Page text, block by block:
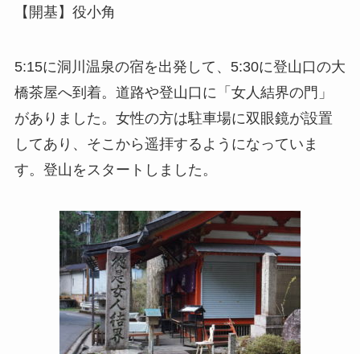
【開基】役小角
5:15に洞川温泉の宿を出発して、5:30に登山口の大
橋茶屋へ到着。道路や登山口に「女人結界の門」
がありました。女性の方は駐車場に双眼鏡が設置
してあり、そこから遥拝するようになっていま
す。登山をスタートしました。